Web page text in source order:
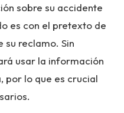
sobre su accidente
es con el pretexto de
reclamo. Sin
usar la información
por lo que es crucial